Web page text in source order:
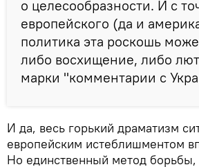
о целесообразности. И с
европейского (да и
политика эта роскошь
либо восхищение, либо
марки "комментарии с
И да, весь горький драматизм
европейским истеблишментом
Но единственный метод